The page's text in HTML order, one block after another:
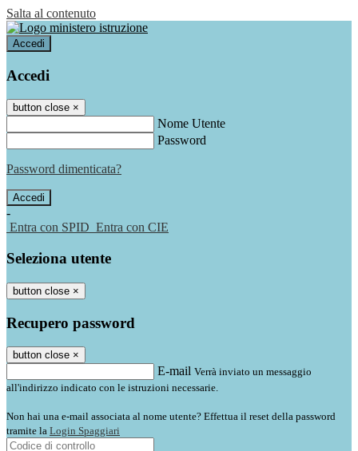
Salta al contenuto
Accedi
Accedi
button close ×
Nome Utente
Password
Password dimenticata?
-
Entra con SPID Entra con CIE
Seleziona utente
button close ×
Recupero password
button close ×
E-mail Verrà inviato un messaggio
all'indirizzo indicato con le istruzioni necessarie.
Non hai una e-mail associata al nome utente? Effettua il reset della password
tramite la Login Spaggiari